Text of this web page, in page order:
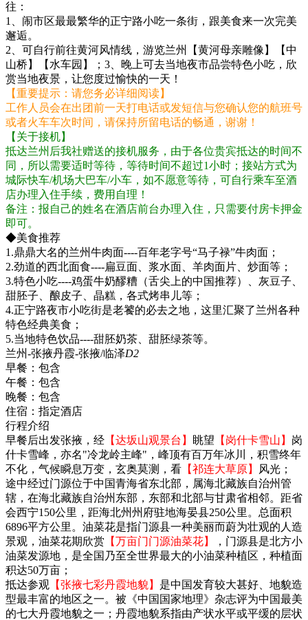
往：
1、闹市区最最繁华的正宁路小吃一条街，跟美食来一次完美
邂逅。
2、可自行前往黄河风情线，游览兰州【黄河母亲雕像】【中
山桥】【水车园】；3、晚上可去当地夜市品尝特色小吃，欣
赏当地夜景，让您度过愉快的一天！
【重要提示：请您务必详细阅读】
工作人员会在出团前一天打电话或发短信与您确认您的航班号
或者火车车次时间，请保持所留电话的畅通，谢谢！
【关于接机】
抵达兰州后我社赠送的接机服务，由于各位贵宾抵达的时间不
同，所以需要适时等待，等待时间不超过1小时；接站方式为
城际快车/机场大巴车/小车，如不愿意等待，可自行乘车至酒
店办理入住手续，费用自理！
备注：报自己的姓名在酒店前台办理入住，只需要付房卡押金
即可。
◆美食推荐
1.鼎鼎大名的兰州牛肉面----百年老字号“马子禄”牛肉面；
2.劲道的西北面食----扁豆面、浆水面、羊肉面片、炒面等；
3.特色小吃----鸡蛋牛奶醪糟（舌尖上的中国推荐）、灰豆子、
甜胚子、酿皮子、晶糕，各式烤串儿等；
4.正宁路夜市小吃街是老饕的必去之地，这里汇聚了兰州各种
特色经典美食；
5.当地特色饮品----甜胚奶茶、甜胚绿茶等。
兰州-张掖丹霞-张掖/临泽D2
早餐： 包含
午餐： 包含
晚餐： 包含
住宿： 指定酒店
行程介绍
早餐后出发张掖，经 【达坂山观景台】 眺望 【岗什卡雪山】 岗
什卡雪峰，亦名"冷龙岭主峰"，峰顶有百万年冰川，积雪终年
不化，气候瞬息万变，玄奥莫测，看 【祁连大草原】
风光；
途中经过门源位于中国青海省东北部，属海北藏族自治州管
辖，在海北藏族自治州东部，东部和北部与甘肃省相邻。距省
会西宁150公里，距海北州州府驻地海晏县250公里。总面积
6896平方公里。油菜花是指门源县一种美丽而蔚为壮观的人造
景观，油菜花期欣赏 【万亩门门源油菜花】
，门源县是北方小
油菜发源地，是全国乃至全世界最大的小油菜种植区，种植面
积达50万亩；
抵达参观 【张掖七彩丹霞地貌】 是中国发育较大甚好、地貌造
型最丰富的地区之一。被《中国国家地理》杂志评为中国最美
的七大丹霞地貌之一；丹霞地貌系指由产状水平或平缓的层状